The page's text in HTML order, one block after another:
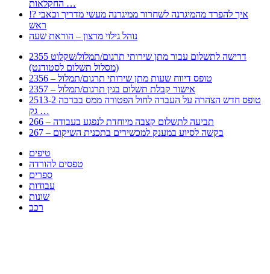
החקלאות …
!? איך להפרד מהמיגרנה לשחרור ממיגרנה מעשי מדריך וכאבי
ראש
נוהל גילוי מרצון – הוראת שעה
2355 דרישה לתשלום עבור מתן שירותי תרגום/תמלול/שקלוט
(מסלול תשלום לסטודנט)
2356 – טופס דיווח שעות מתן שירותי תרגום/תמלול
2357 – אישור קבלת תשלום בגין תרגום/תמלול
2513-2 טופס חדש הצהרה על העברה לחול הפטורה ממס בברכה
גק …
266 – תביעה לתשלום קצבה מיוחדת לנפגע בעבודה
267 – בקשה לסיוע במענק למכשירים בתכנית השיקום
טיפים
טפסים להורדה
ספרים
עבודות
שונות
רכב